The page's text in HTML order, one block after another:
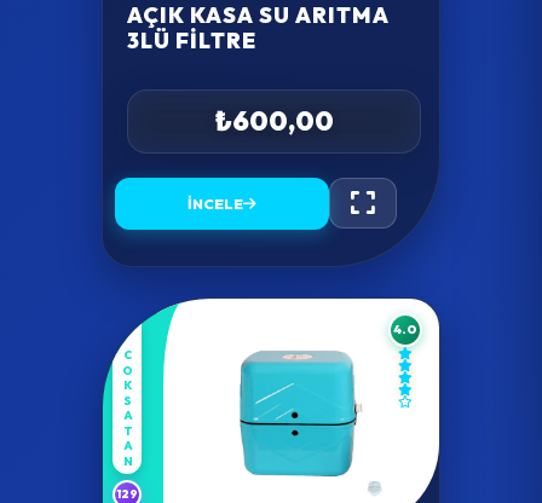
AÇIK KASA SU ARITMA
3LÜ FILTRE
₺600,00
İNCELE
COKSATAN
129
4.0